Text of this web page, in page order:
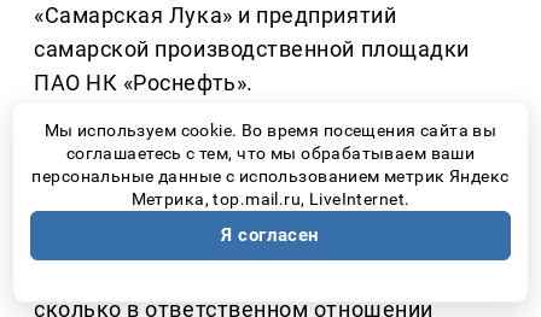
«Самарская Лука» и предприятий
самарской производственной площадки
ПАО НК «Роснефть».
Именно такой комплексный подход
позволяет не только изучать редкий вид,
но и создавать вокруг него сообщество
людей, понимающих, что природа
сколько в ответственном отношении
Мы используем cookie. Во время посещения сайта вы
соглашаетесь с тем, что мы обрабатываем ваши
персональные данные с использованием метрик Яндекс
Метрика, top.mail.ru, LiveInternet.
Я согласен